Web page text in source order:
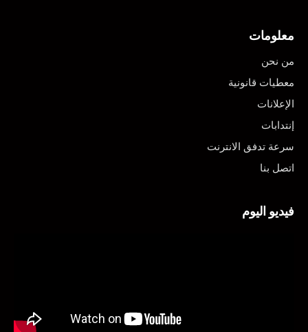
معلومات
من نحن
معطيات قانونية
الإعلانات
إنتدابات
سرعة تدفق الانترنت
اتصل بنا
فيديو اليوم